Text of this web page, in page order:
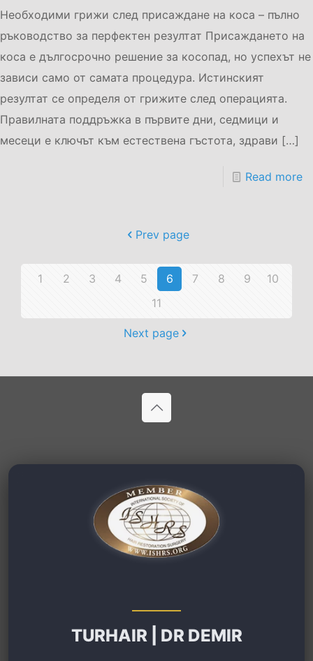
Необходими грижи след присаждане на коса – пълно
ръководство за перфектен резултат Присаждането на
коса е дългосрочно решение за косопад, но успехът не
зависи само от самата процедура. Истинският
резултат се определя от грижите след операцията.
Правилната поддръжка в първите дни, седмици и
месеци е ключът към естествена гъстота, здрави […]
Read more
Prev page
1 2 3 4 5 6 7 8 9
10
11
Next page
TURHAIR | DR DEMIR